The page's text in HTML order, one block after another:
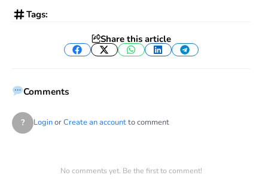
Tags:
Share this article
Facebook
TwitterWhatsApp
LinkedInTelegram
Comments
? LoginorCreate an accountto comment
No comments yet. Be the first to comment!